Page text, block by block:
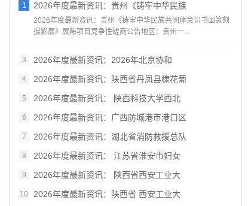
1 2026年度最新资讯：贵州《铸牢中华民族
2026年度最新资讯：贵州《铸牢中华民族共同体意识书画篆刻
摄影展》展陈项目竞争性磋商公告地区：贵州一...
3 2026年度最新资讯：2026年北京协和
4 2026年度最新资讯：陕西省丹凤县棣花葡
5 2026年度最新资讯： 陕西科技大学西北
6 2026年度最新资讯：广西防城港市港口区
7 2026年度最新资讯：湖北省消防救援总队
8 2026年度最新资讯： 江苏省淮安市妇女
9 2026年度最新资讯： 陕西省西安工业大
10 2026年度最新资讯：陕西省 西安工业大